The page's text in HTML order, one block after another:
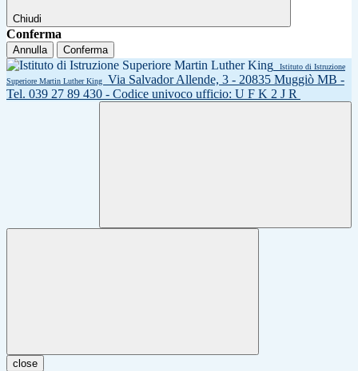
Chiudi
Conferma
Annulla Conferma
Istituto di Istruzione
Superiore Martin Luther King
Via Salvador Allende, 3 - 20835 Muggiò MB -
Tel. 039 27 89 430 - Codice univoco ufficio: U F K 2 J R
close